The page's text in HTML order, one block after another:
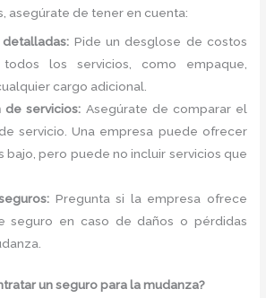
asegúrate de tener en cuenta:
Pide un desglose de costos
los servicios, como empaque,
cargo adicional.
de servicios: Asegúrate de comparar el
servicio. Una empresa puede ofrecer
bajo, pero puede no incluir servicios que
Pregunta si la empresa ofrece
seguro en caso de daños o pérdidas
un seguro para la mudanza?